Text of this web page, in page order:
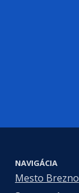
NAVIGÁCIA
Mesto Brezno